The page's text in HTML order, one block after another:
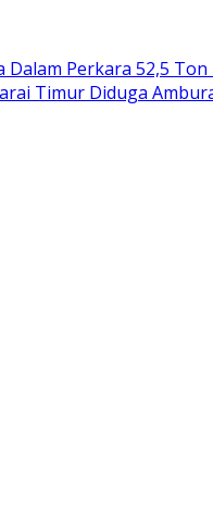
Perkara 52,5
Timur Diduga